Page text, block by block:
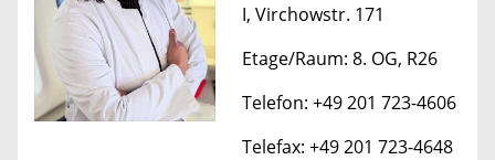
I, Virchowstr. 171
Etage/Raum: 8. OG, R26
Telefon: +49 201 723-4606
Telefax: +49 201 723-4648